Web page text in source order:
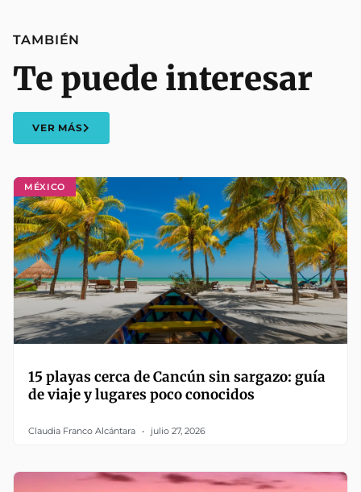
MÉXICO
15 playas cerca de Cancún sin sargazo: guía
de viaje y lugares poco conocidos
Claudia Franco Alcántara julio 27, 2026
TAMBIÉN
Te puede interesar
VER MÁS